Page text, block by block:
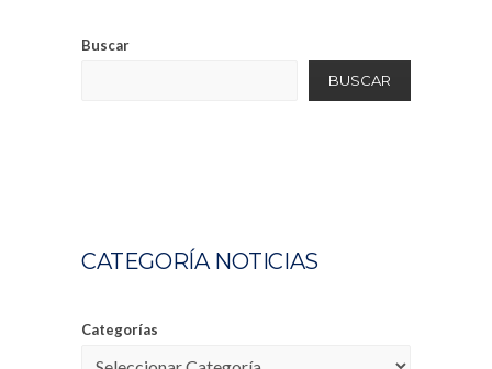
Buscar
BUSCAR
CATEGORÍA NOTICIAS
Categorías